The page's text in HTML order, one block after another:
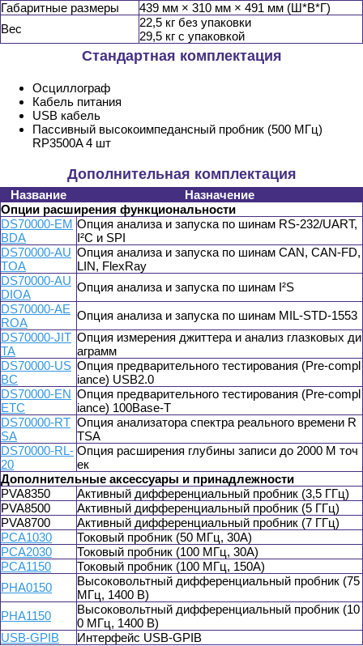
Габаритные размеры
439 мм × 310 мм × 491 мм (Ш*В*Г)
Вес
22,5 кг без упаковки
29,5 кг с упаковкой
Стандартная комплектация
Осциллограф
Кабель питания
USB кабель
Пассивный высокоимпедансный пробник (500 МГц)
RP3500A 4 шт
Дополнительная комплектация
Название
Назначение
Опции расширения функциональности
DS70000-EM
BDA
Опция анализа и запуска по шинам RS-232/UART,
I²C и SPI
DS70000-AU
TOA
Опция анализа и запуска по шинам CAN, CAN-FD,
LIN, FlexRay
DS70000-AU
DIOA
Опция анализа и запуска по шинам I²S
DS70000-AE
ROA
Опция анализа и запуска по шинам MIL-STD-1553
DS70000-JIT
TA
Опция измерения джиттера и анализ глазковых ди
аграмм
DS70000-US
BC
Опция предварительного тестирования (Pre-compl
iance) USB2.0
DS70000-EN
ETC
Опция предварительного тестирования (Pre-compl
iance) 100Base-T
DS70000-RT
SA
Опция анализатора спектра реального времени R
TSA
DS70000-RL-
20
Опция расширения глубины записи до 2000 М точ
ек
Дополнительные аксессуары и принадлежности
PVA8350
Активный дифференциальный пробник (3,5 ГГц)
PVA8500
Активный дифференциальный пробник (5 ГГц)
PVA8700
Активный дифференциальный пробник (7 ГГц)
PCA1030
Токовый пробник (50 МГц, 30A)
PCA2030
Токовый пробник (100 МГц, 30A)
PCA1150
Токовый пробник (100 МГц, 150A)
PHA0150
Высоковольтный дифференциальный пробник (75
МГц, 1400 В)
PHA1150
Высоковольтный дифференциальный пробник (10
0 МГц, 1400 В)
USB-GPIB
Интерфейс USB-GPIB